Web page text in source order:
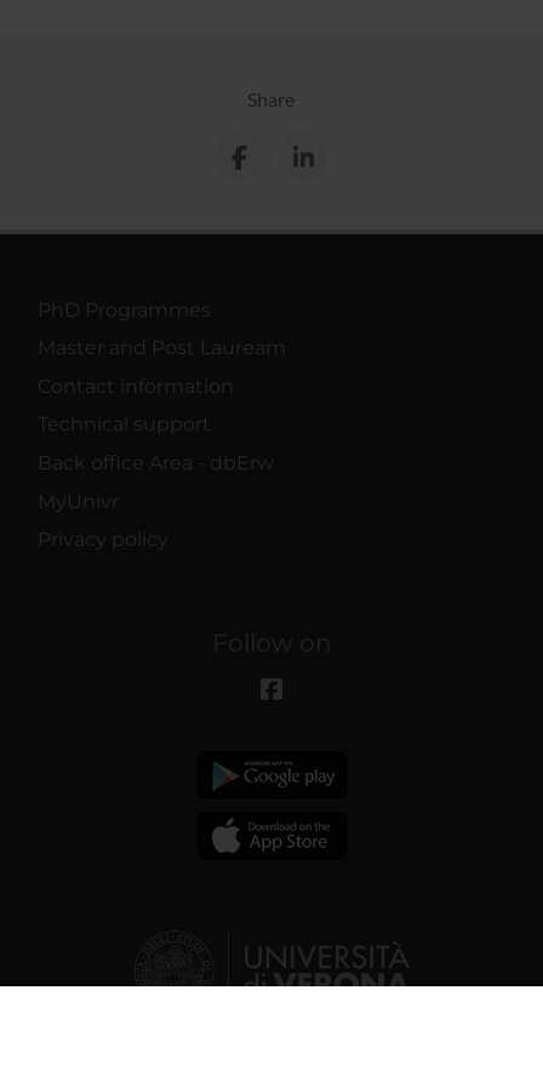
Share
PhD Programmes
Master and Post Lauream
Contact information
Technical support
Back office Area - dbErw
MyUnivr
Privacy policy
Follow on